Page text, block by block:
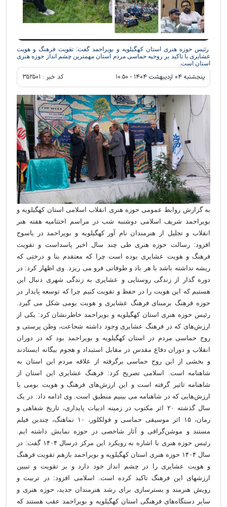
رئیس حوزه هنری استان کهگیلویه و بویراحمد گفت: تقویت فرهنگ و هویت
عشایری با تاکید بر روحیه حماسی مردم استان مهمترین چشم انداز حوزه هنری
استان است.
پنجشنبه ۰۴ ارديبهشت ۱۴۰۴ - ۱۰:۵۰ کد خبر :
به گزارش روابط عمومی حوزه هنری انقلاب اسلامی استان کهگیلویه و
بویراحمد شریف اسلامی دوشنبه شب در مراسم اختتامیه هفته هنر
انقلاب و تجلیل از هنرمندان نام آور کهگیلویه و بویراحمد در یاسوج
افزود: رسالت حوزه هنری طی چند سال اخیر پاسداست و تقویت
فرهنگ و هویت عشایری بوده است چرا که معتقدم بنا و درختی که
ریشه نداشته باشد با هر باد و طوفانی فرو می ریزد. وی اظهار کرد: در
دوره گذار از زندگی روستایی و عشایری به زندگی شهری دنبال این
هستیم که این هویت را در حفظ و تقویت کنیم چرا که توسعه پایدار در
حوزه فرهنگ برمبنای فرهنگ عشایری و هویت بومی شکل می گیرد.
رئیس حوزه هنری استان کهگیلویه و بویراحمد خاطرنشان کرد: یکی از
ارزش‌های که در فرهنگ عشایری وجود داشته شحاعت، وطن پرستی و
روح حماسی مردم در استان کهگیلویه و بویراحمد بود که در دوران
انقلاب و دوران دفاع مقدس در مقابل استبداد و هجوم بیگانه ایستادند
و بخشی از این روح حماسی برگرفته از علاقه مردم این استان به
شاهنامه است. اسلامی تصریح کرد: فرهنگ عشایری این استان از
شاهنامه تاثیر گرفته است و این ارزش‌های فرهنگ و هویت بومی با
ارزش‌هایی که در شاهنامه می بینیم منطبق است. وی ادامه داد: در یک
سال گذشته ۲۰ اثر مکتوب در زمینه ادبیات پایداری، تاریخ شفاهی و
رمان، ۱۵ اثر موسیقی حماسی و فولکلور، ۱۰ نماهنگ، چندین فیلم
مستند و موشن‌گرافی و آثار شاخصی در حوزه نمایش داشته ایم.
رئیس حوزه هنری با اشاره به رویکرد این مرکز درسال ۱۴۰۴ گفت: در
سال ۱۴۰۴ حوزه هنری استان کهگیلویه و بویراحمد بازهم تقویت فرهنگ
و هویت عشایری را در چشم انداز خود دارد و بر تقویت و تبیین
ارزشهای این فرهنگ تاکید کرده است. اسلامی افزود: در تربیت و
رویش هنرمند و بسترسازی برای رشد هنرمندان جدید، حوزه هنری و
سایر دستگاه‌های فرهنگی استان کهگیلویه و بویراحمد عقب هستند که